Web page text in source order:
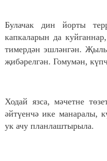
Булачак дин йорты
капкаларын да
тимердән эшләнгән.
җибәрелгән. Гомумән,
Ходай язса, мәчетне
әйтүенчә ике манаралы,
ук ачу планлаштырыла.